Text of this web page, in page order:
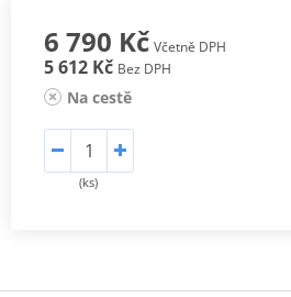
6 790 Kč Včetně DPH
5 612 Kč Bez DPH
Na cestě
(ks)